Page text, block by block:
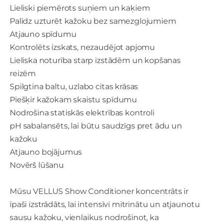
Lieliski piemērots suņiem un kaķiem
Palīdz uzturēt kažoku bez samezglojumiem
Atjauno spīdumu
Kontrolēts izskats, nezaudējot apjomu
Lieliska noturība starp izstādēm un kopšanas
reizēm
Spilgtina baltu, uzlabo citas krāsas
Piešķir kažokam skaistu spīdumu
Nodrošina statiskās elektrības kontroli
pH sabalansēts, lai būtu saudzīgs pret ādu un
kažoku
Atjauno bojājumus
Novērš lūšanu
Mūsu VELLUS Show Conditioner koncentrāts ir
īpaši izstrādāts, lai intensīvi mitrinātu un atjaunotu
sausu kažoku, vienlaikus nodrošinot, ka